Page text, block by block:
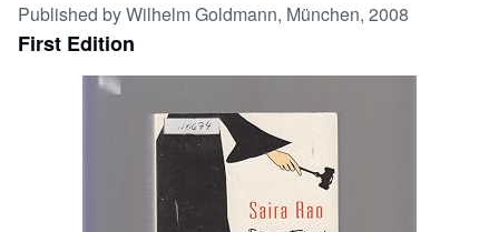
Browse Collections
Rare Books
Published byWilhelm Goldmann, München, 2008
First Edition